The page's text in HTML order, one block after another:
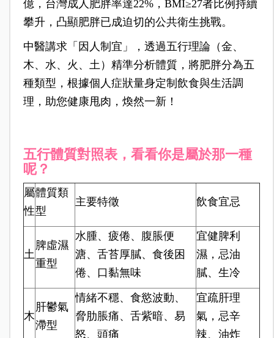
億，台灣成人肥胖率達22%，BMI≥27者比例持續
攀升，凸顯肥胖已成迫切的公共衛生挑戰。
中醫講求「因人制宜」，透過五行理論（金、
木、水、火、土）精準分析體質，將肥胖分為五
種類型，根據個人症狀量身定制飲食與生活調
理，助您健康甩肉，煥然一新！
五行體質對照表，看看你是屬於那一種
呢？
屬
性
體質類
型
主要特徵 飲食宜忌
土
脾虛濕
重型
水腫、疲倦、腹脹便
溏、舌苔厚膩、食後困
倦、口黏無味
宜健脾利
濕，忌油
膩、生冷
木
肝鬱氣
滯型
情緒不穩、食慾波動、
脅肋脹痛、舌紫暗、易
怒、頭痛
宜疏肝理
氣，忌辛
辣、油炸